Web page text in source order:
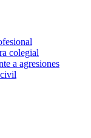
colegial
a agresiones